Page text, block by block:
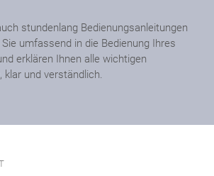
stundenlang Bedienungsanleitungen
umfassend in die Bedienung Ihres
erklären Ihnen alle wichtigen
klar und verständlich.